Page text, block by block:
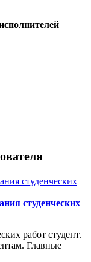
студенческих
работ студент.
Главные